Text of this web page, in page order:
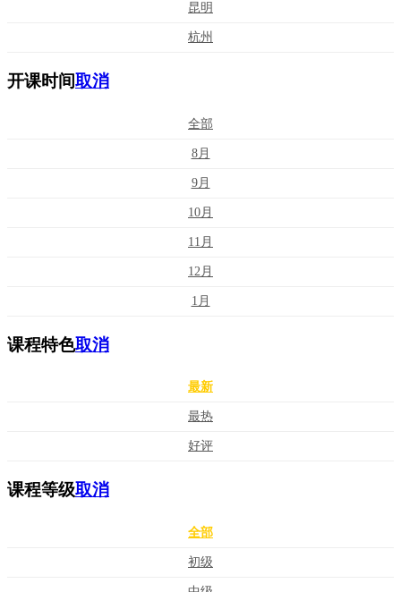
昆明
杭州
开课时间取消
全部
8月
9月
10月
11月
12月
1月
课程特色取消
最新
最热
好评
课程等级取消
全部
初级